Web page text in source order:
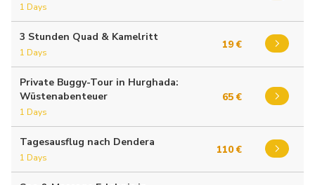
1 Days
3 Stunden Quad & Kamelritt
1 Days
19 €
Private Buggy-Tour in Hurghada:
Wüstenabenteuer
1 Days
65 €
Tagesausflug nach Dendera
1 Days
110 €